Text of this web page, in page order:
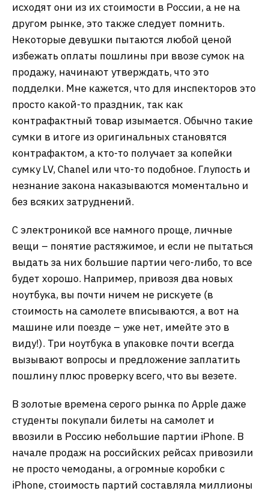
исходят они из их стоимости в России, а не на
другом рынке, это также следует помнить.
Некоторые девушки пытаются любой ценой
избежать оплаты пошлины при ввозе сумок на
продажу, начинают утверждать, что это
подделки. Мне кажется, что для инспекторов это
просто какой-то праздник, так как
контрафактный товар изымается. Обычно такие
сумки в итоге из оригинальных становятся
контрафактом, а кто-то получает за копейки
сумку LV, Chanel или что-то подобное. Глупость и
незнание закона наказываются моментально и
без всяких затруднений.
С электроникой все намного проще, личные
вещи – понятие растяжимое, и если не пытаться
выдать за них большие партии чего-либо, то все
будет хорошо. Например, привозя два новых
ноутбука, вы почти ничем не рискуете (в
стоимость на самолете вписываются, а вот на
машине или поезде – уже нет, имейте это в
виду!). Три ноутбука в упаковке почти всегда
вызывают вопросы и предложение заплатить
пошлину плюс проверку всего, что вы везете.
В золотые времена серого рынка по Apple даже
студенты покупали билеты на самолет и
ввозили в Россию небольшие партии iPhone. В
начале продаж на российских рейсах привозили
не просто чемоданы, а огромные коробки с
iPhone, стоимость партий составляла миллионы